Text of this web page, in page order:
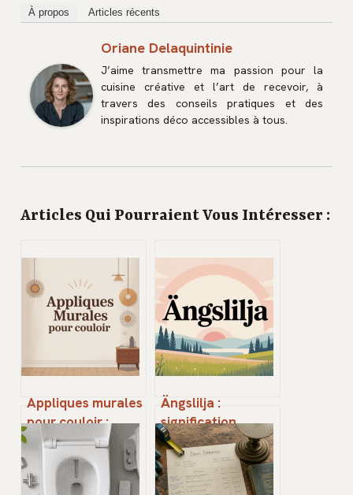
À propos Articles récents
Oriane Delaquintinie
J’aime transmettre ma passion pour la
cuisine créative et l’art de recevoir, à
travers des conseils pratiques et des
inspirations déco accessibles à tous.
Articles Qui Pourraient Vous Intéresser :
Appliques murales
pour couloir :
comment bien
choisir et installer
Ängslilja :
signification,
origine et usages
modernes d’un
prénom rare